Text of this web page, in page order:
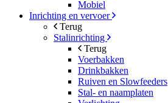
Mobiel
Inrichting en vervoer
Terug
Stalinrichting
Terug
Voerbakken
Drinkbakken
Ruiven en Slowfeeders
Stal- en naamplaten